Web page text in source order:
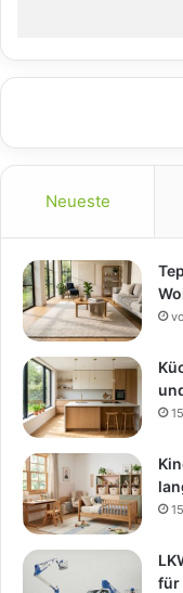
Neueste
für